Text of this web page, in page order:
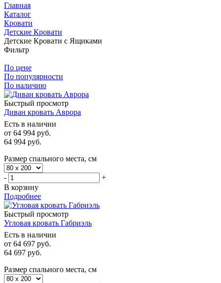
Главная
Каталог
Кровати
Детские Кровати
Детские Кровати с Ящиками
Фильтр
По цене
По популярности
По наличию
Быстрый просмотр
Диван кровать Аврора
Есть в наличии
от 64 994 руб.
64 994 руб.
Размер спального места, см
-
+
В корзину
Подробнее
Быстрый просмотр
Угловая кровать Габриэль
Есть в наличии
от 64 697 руб.
64 697 руб.
Размер спального места, см